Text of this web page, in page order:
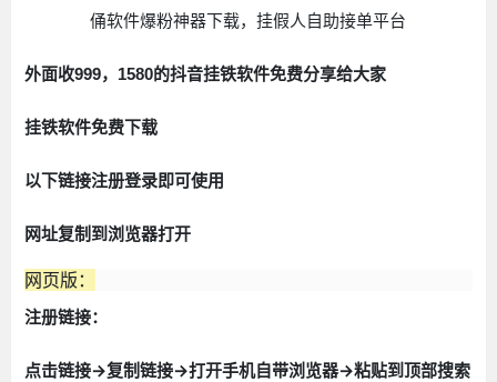
外面收999，1580的抖音挂铁软件免费分享给大家
挂铁软件免费下载
以下链接注册登录即可使用
网址复制到浏览器打开
网页版：
注册链接：
点击链接->复制链接->打开手机自带浏览器->粘贴到顶部搜索